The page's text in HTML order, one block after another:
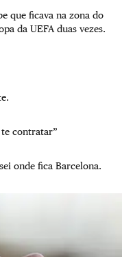
que ficava na zona do
da UEFA duas vezes.
te contratar”
onde fica Barcelona.